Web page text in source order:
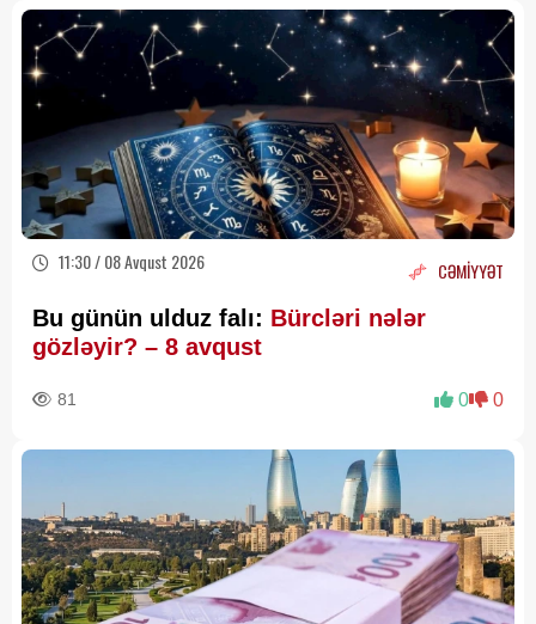
11:30 / 08 Avqust 2026 CƏMİYYƏT
Bu günün ulduz falı: Bürcləri nələr
gözləyir? – 8 avqust
81 0 0